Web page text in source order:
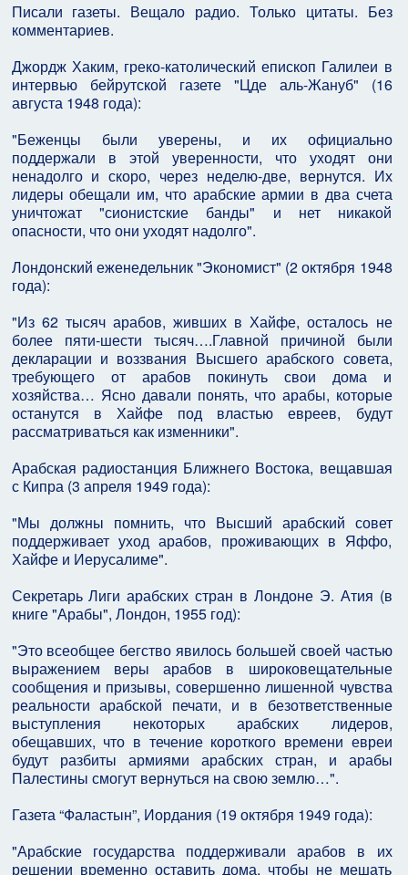
Писали газеты. Вещало радио. Только цитаты. Без
комментариев.
Джордж Хаким, греко-католический епископ Галилеи в
интервью бейрутской газете "Цде аль-Жануб" (16
августа 1948 года):
"Беженцы были уверены, и их официально
поддержали в этой уверенности, что уходят они
ненадолго и скоро, через неделю-две, вернутся. Их
лидеры обещали им, что арабские армии в два счета
уничтожат "сионистские банды" и нет никакой
опасности, что они уходят надолго".
Лондонский еженедельник "Экономист" (2 октября 1948
года):
"Из 62 тысяч арабов, живших в Хайфе, осталось не
более пяти-шести тысяч….Главной причиной были
декларации и воззвания Высшего арабского совета,
требующего от арабов покинуть свои дома и
хозяйства… Ясно давали понять, что арабы, которые
останутся в Хайфе под властью евреев, будут
рассматриваться как изменники".
Арабская радиостанция Ближнего Востока, вещавшая
с Кипра (3 апреля 1949 года):
"Мы должны помнить, что Высший арабский совет
поддерживает уход арабов, проживающих в Яффо,
Хайфе и Иерусалиме".
Секретарь Лиги арабских стран в Лондоне Э. Атия (в
книге "Арабы", Лондон, 1955 год):
"Это всеобщее бегство явилось большей своей частью
выражением веры арабов в широковещательные
сообщения и призывы, совершенно лишенной чувства
реальности арабской печати, и в безответственные
выступления некоторых арабских лидеров,
обещавших, что в течение короткого времени евреи
будут разбиты армиями арабских стран, и арабы
Палестины смогут вернуться на свою землю…".
Газета “Фаластын”, Иордания (19 октября 1949 года):
"Арабские государства поддерживали арабов в их
решении временно оставить дома, чтобы не мешать